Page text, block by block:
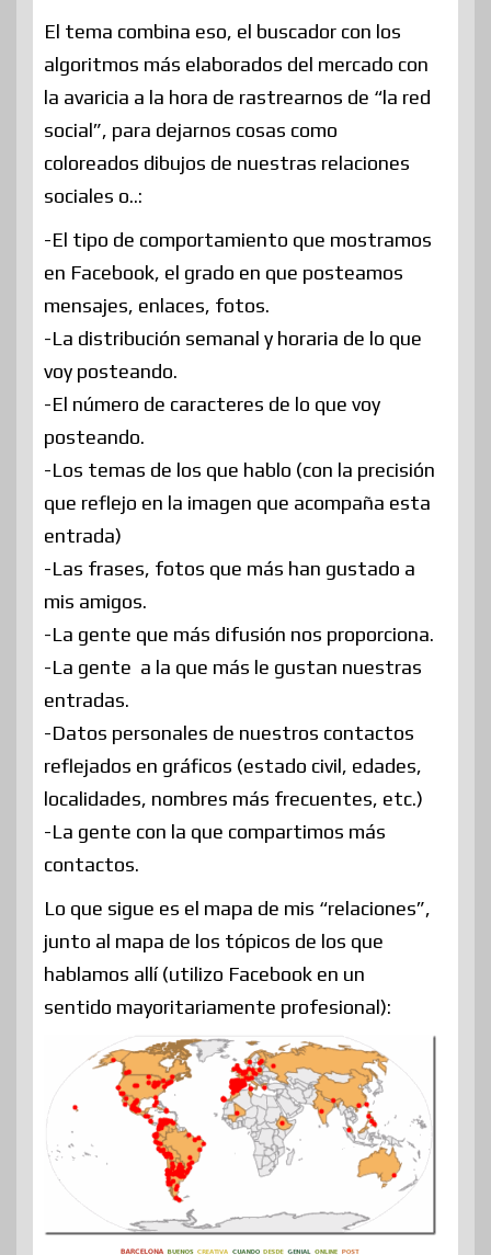
El tema combina eso, el buscador con los
algoritmos más elaborados del mercado con
la avaricia a la hora de rastrearnos de “la red
social”, para dejarnos cosas como
coloreados dibujos de nuestras relaciones
sociales o..:
-El tipo de comportamiento que mostramos
en Facebook, el grado en que posteamos
mensajes, enlaces, fotos.
-La distribución semanal y horaria de lo que
voy posteando.
-El número de caracteres de lo que voy
posteando.
-Los temas de los que hablo (con la precisión
que reflejo en la imagen que acompaña esta
entrada)
-Las frases, fotos que más han gustado a
mis amigos.
-La gente que más difusión nos proporciona.
-La gente a la que más le gustan nuestras
entradas.
-Datos personales de nuestros contactos
reflejados en gráficos (estado civil, edades,
localidades, nombres más frecuentes, etc.)
-La gente con la que compartimos más
contactos.
Lo que sigue es el mapa de mis “relaciones”,
junto al mapa de los tópicos de los que
hablamos allí (utilizo Facebook en un
sentido mayoritariamente profesional):